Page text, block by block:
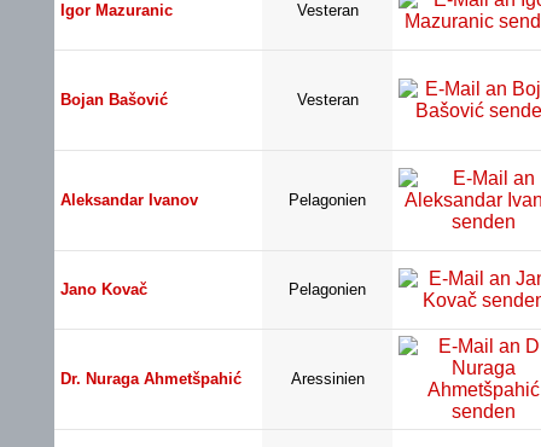
Igor Mazuranic Vesteran
Bojan Bašović Vesteran
Aleksandar Ivanov Pelagonien
Jano Kovač Pelagonien
Dr. Nuraga Ahmetšpahić Aressinien